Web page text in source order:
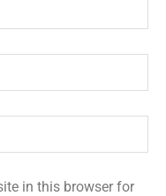
in this browser for